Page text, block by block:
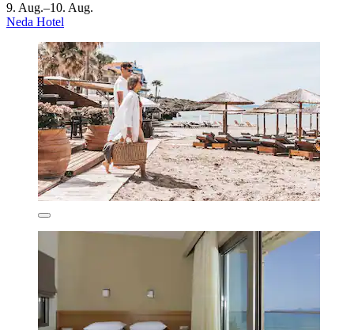
9. Aug.–10. Aug.
Neda Hotel